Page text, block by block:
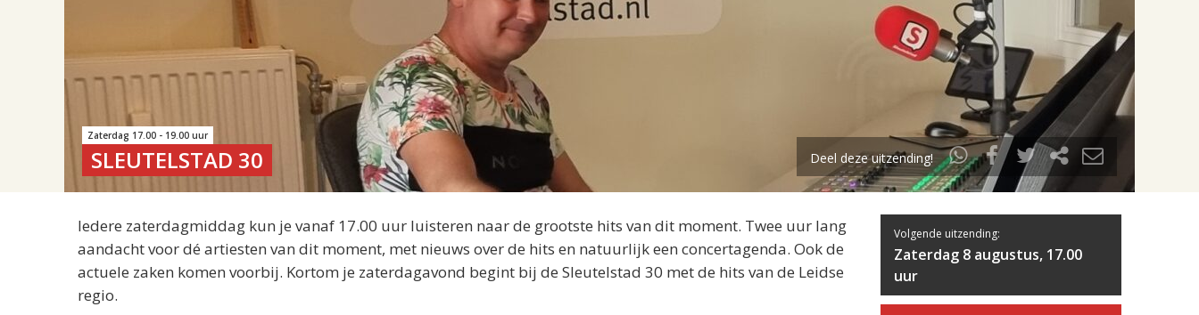
Zaterdag 17.00 - 19.00 uur
SLEUTELSTAD 30 Deel deze uitzending!
Iedere zaterdagmiddag kun je vanaf 17.00 uur luisteren naar de grootste hits van dit moment. Twee uur lang
aandacht voor dé artiesten van dit moment, met nieuws over de hits en natuurlijk een concertagenda. Ook de
actuele zaken komen voorbij. Kortom je zaterdagavond begint bij de Sleutelstad 30 met de hits van de Leidse
regio.
Volgende uitzending:
Zaterdag 8 augustus, 17.00
uur